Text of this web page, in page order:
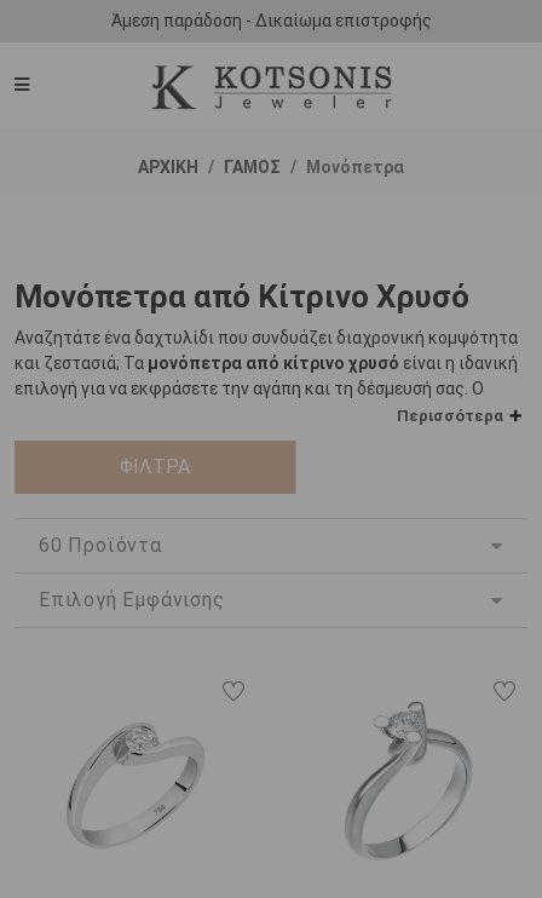
Άμεση παράδοση - Δικαίωμα επιστροφής
ΑΡΧΙΚΗ ΓΑΜΟΣ Μονόπετρα
Μονόπετρα από Κίτρινο Χρυσό
Αναζητάτε ένα δαχτυλίδι που συνδυάζει διαχρονική κομψότητα
και ζεστασιά; Τα μονόπετρα από κίτρινο χρυσό είναι η ιδανική
επιλογή για να εκφράσετε την αγάπη και τη δέσμευσή σας. Ο
κίτρινος χρυσός, με την κλασική του λάμψη, αποπνέει παράδοση
και πολυτέλεια, κάνοντάς τον μια αγαπημένη επιλογή για όσους
θέλουν να ξεχωρίσουν.
πολύτιμους λίθους, όπως λαμπερά διαμάντια, ρουμπίνια,
φροντίδα και προσοχή στη λεπτομέρεια, ώστε να
ανταποκρίνεται απόλυτα στο προσωπικό σας γούστο.
μονόπετρο από κίτρινο χρυσό
αξέχαστο. Ανακαλύψτε τη συλλογή μας και βρείτε το κόσμημα
που θα αφηγείται τη δική σας μοναδική ιστορία.
Περισσότερα
ΦΙΛΤΡΑ